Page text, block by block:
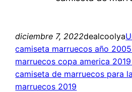
diciembre 7, 2022dealcoolya
camiseta marruecos año
marruecos copa america
camiseta de marruecos para
marruecos 2019